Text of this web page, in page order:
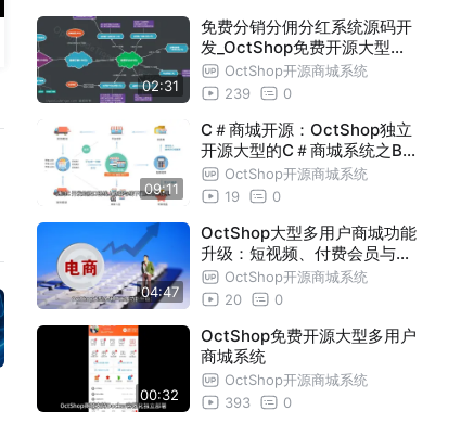
02:31
免费分销分佣分红系统源码开
发_OctShop免费开源大型商
城系统OctShop开源商城系统
239
0
09:11
C＃商城开源：OctShop独立
开源大型的C＃商城系统之B2
B2C＋O2O一体化
OctShop开源商城系统
19
0
04:47
OctShop大型多用户商城功能
升级：短视频、付费会员与供
应商分销
OctShop开源商城系统
20
0
00:32
OctShop免费开源大型多用户
商城系统
OctShop开源商城系统
393
0